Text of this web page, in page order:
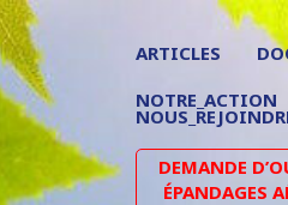
ARTICLES
NOTRE_ACTION
DEMANDE
ÉPANDAGES